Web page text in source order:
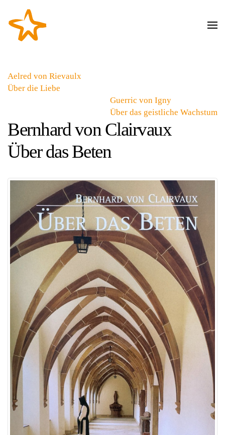
Zum Hauptinhalt springen
Aelred von Rievaulx
Über die Liebe
Guerric von Igny
Über das geistliche Wachstum
Bernhard von Clairvaux
Über das Beten